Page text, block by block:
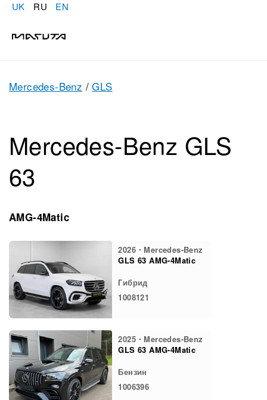
UK RU EN
Mercedes-Benz / GLS
Mercedes-Benz GLS
63
AMG-4Matic
2026・Mercedes-Benz
GLS 63 AMG-4Matic
Гибрид
1008121
2025・Mercedes-Benz
GLS 63 AMG-4Matic
Бензин
1006396